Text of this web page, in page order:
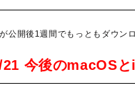
公開後1週間でもっともダウ
今後のmacOS